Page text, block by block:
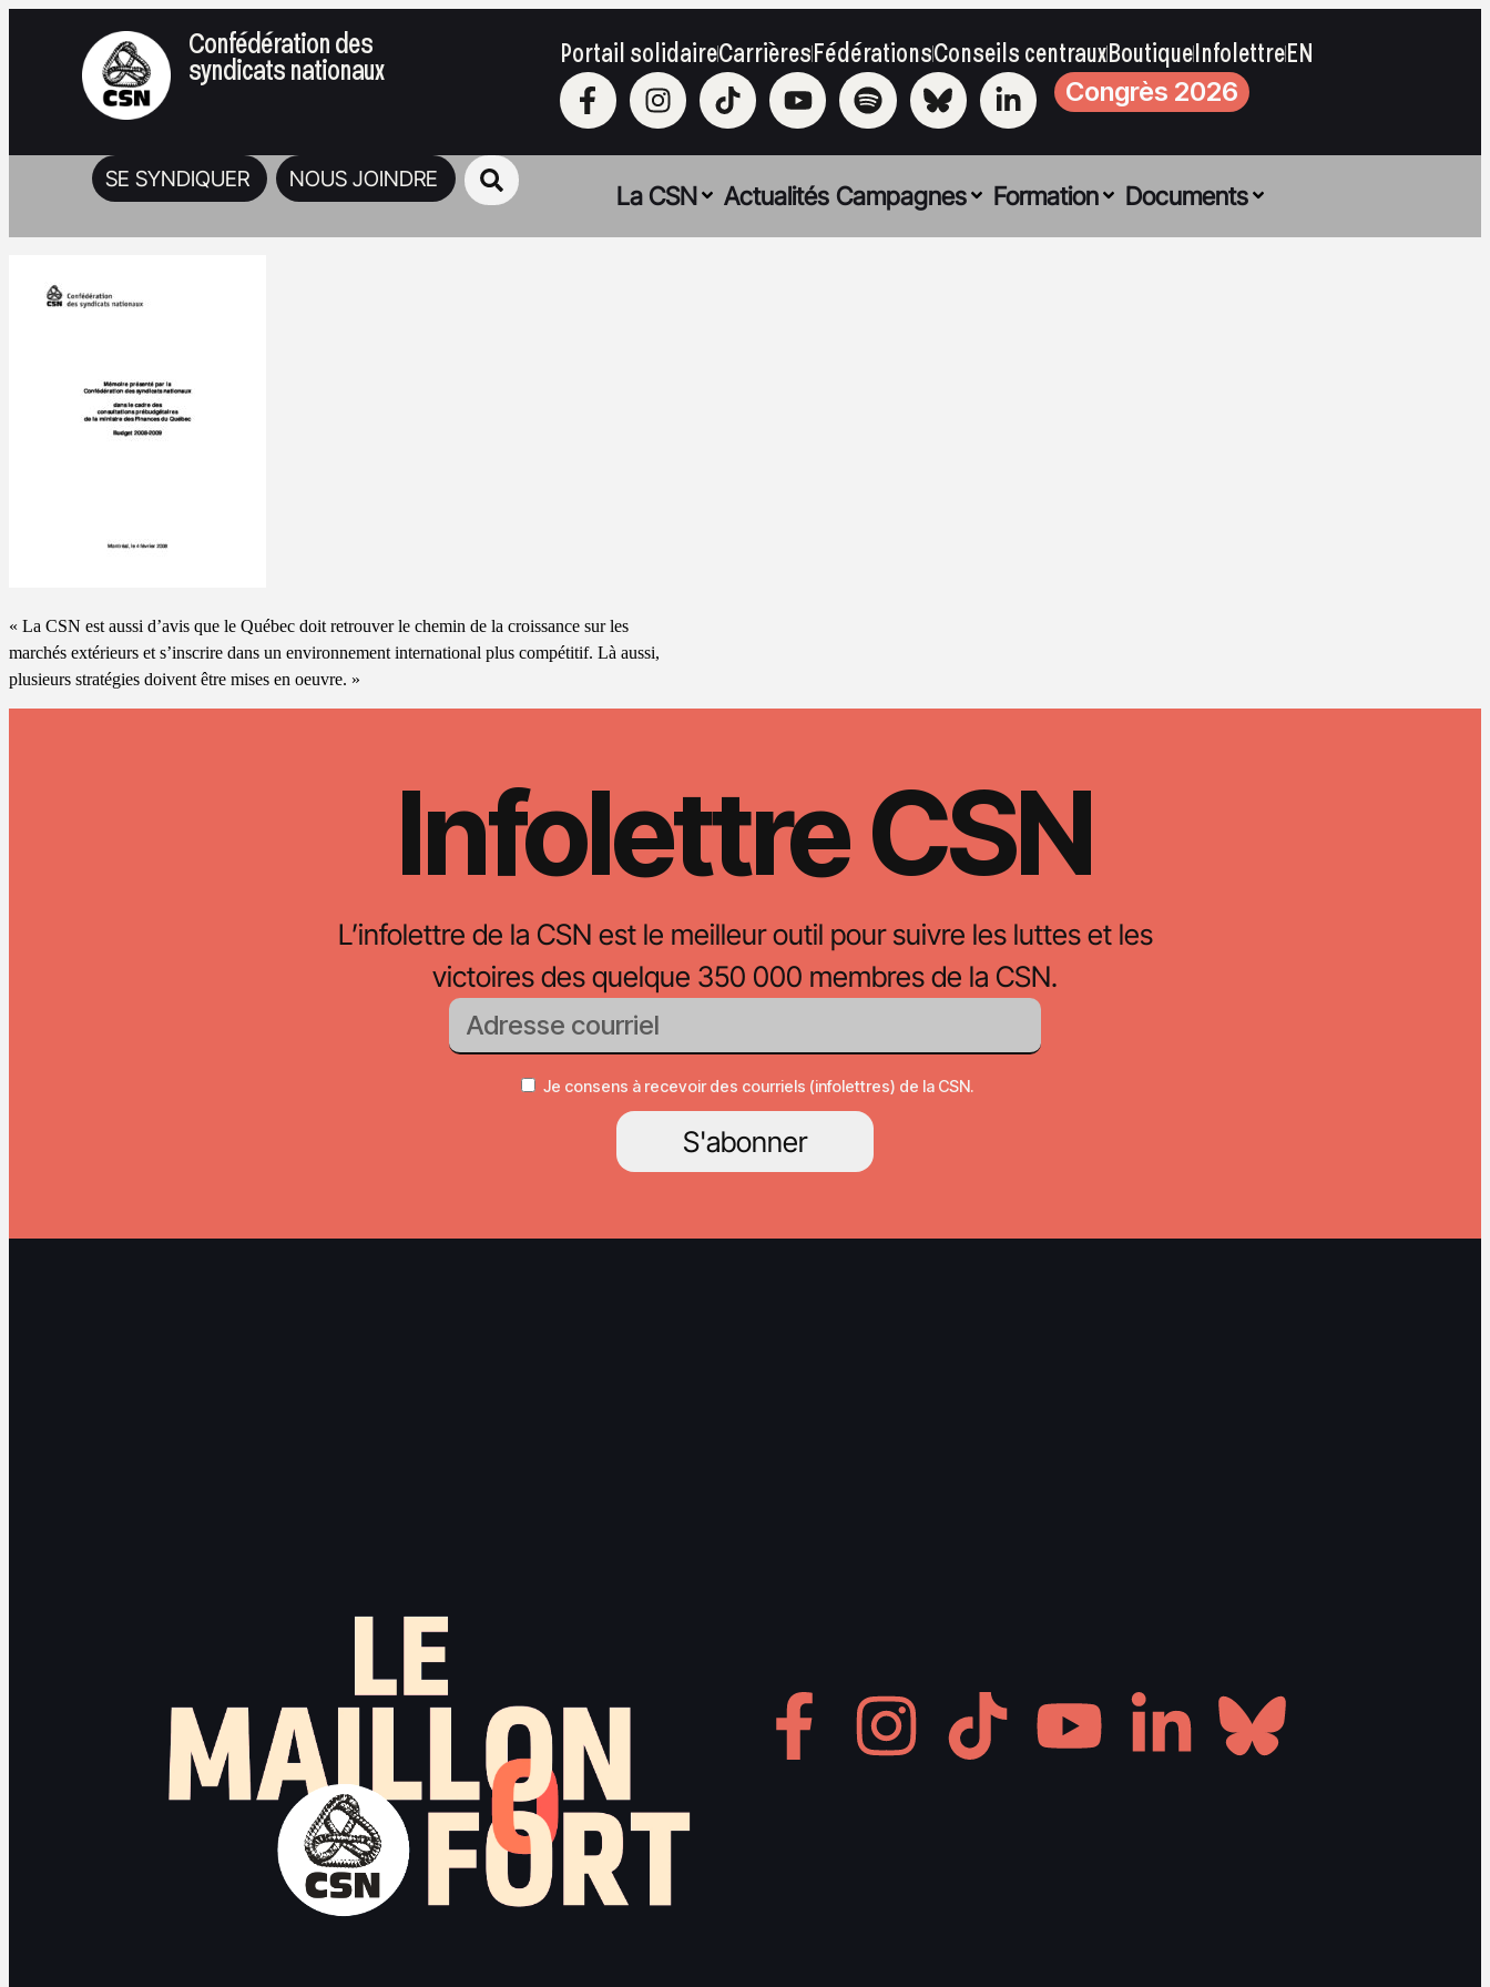
Confédération des
syndicats nationaux Portail solidaireCarrièresFédérationsConseils centrauxBoutiqueInfolettreEN
Congrès 2026
SE SYNDIQUER NOUS JOINDRE
La CSN Actualités Campagnes Formation Documents
« La CSN est aussi d’avis que le Québec doit retrouver le chemin de la croissance sur les
marchés extérieurs et s’inscrire dans un environnement international plus compétitif. Là aussi,
plusieurs stratégies doivent être mises en oeuvre. »
Infolettre CSN
L’infolettre de la CSN est le meilleur outil pour suivre les luttes et les
victoires des quelque 350 000 membres de la CSN.
Je consens à recevoir des courriels (infolettres) de la CSN.
S'abonner